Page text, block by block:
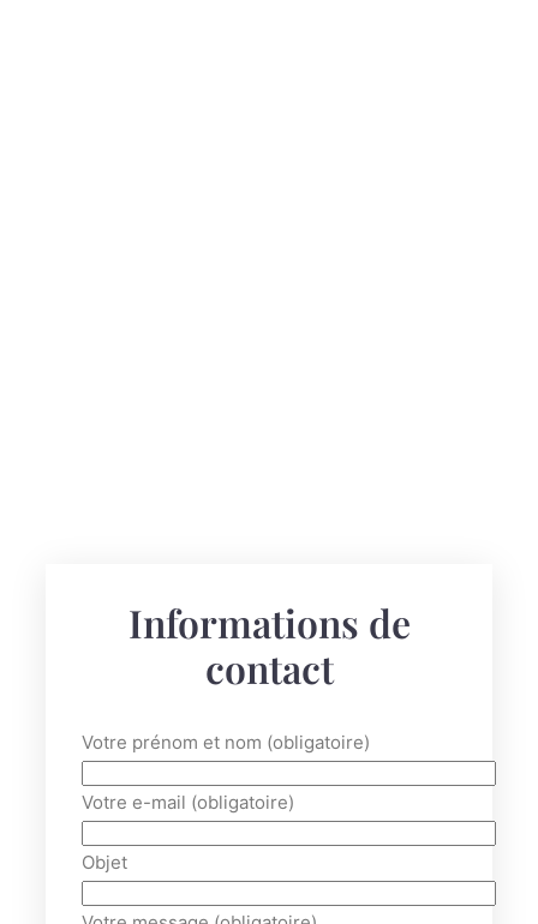
Informations de
contact
Votre prénom et nom (obligatoire)
Votre e-mail (obligatoire)
Objet